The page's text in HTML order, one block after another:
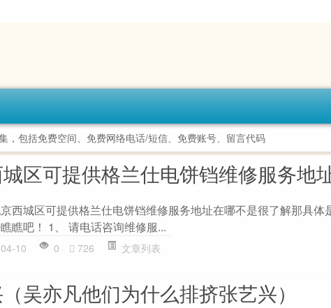
，包括免费空间、免费网络电话/短信、免费账号、留言代码
区可提供格兰仕电饼铛维修服务地
西城区可提供格兰仕电饼铛维修服务地址在哪不是很了解那具体
瞧吧！ 1、 请电话咨询维修服...
04-10 0 726 文章列表
吴亦凡他们为什么排挤张艺兴）